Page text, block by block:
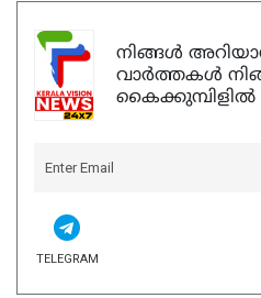
നിങ്ങൾ
വാർത്തകൾ
കൈക്കുമ്പിളിൽ
TELEGRAM